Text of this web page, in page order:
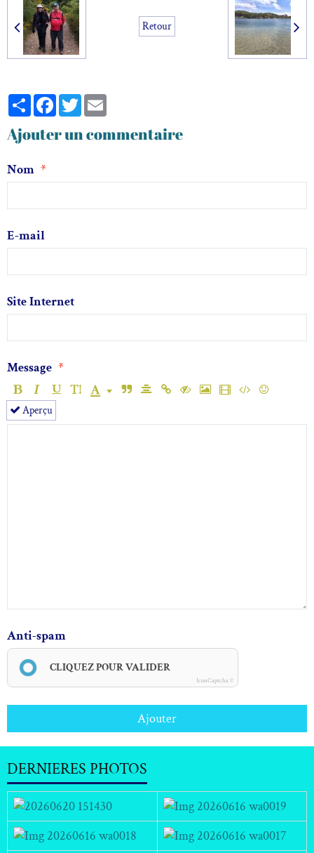
Retour
PartagerFacebook
Twitter
Ajouter un commentaire
Nom
E-mail
Site Internet
Message
Aperçu
Anti-spam
CLIQUEZ POUR VALIDER
IconCaptcha ©
Ajouter
DERNIERES PHOTOS